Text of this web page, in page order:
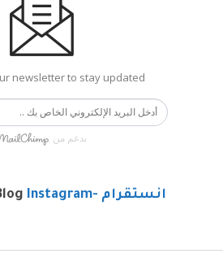
newsletter to stay updated.
بدعم من
انستقرام -Instagram